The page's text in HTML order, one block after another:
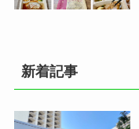
新着記事